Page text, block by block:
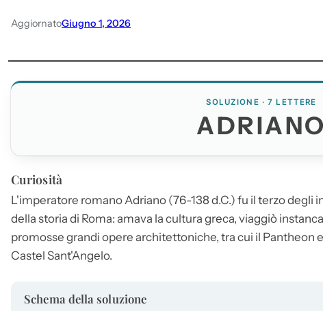
AggiornatoGiugno 1, 2026
SOLUZIONE · 7 LETTERE
ADRIANO
Curiosità
L'imperatore romano Adriano (76-138 d.C.) fu il terzo degli
della storia di Roma: amava la cultura greca, viaggiò
promosse grandi opere architettoniche, tra cui il Pantheon
Castel Sant'Angelo.
Schema della soluzione